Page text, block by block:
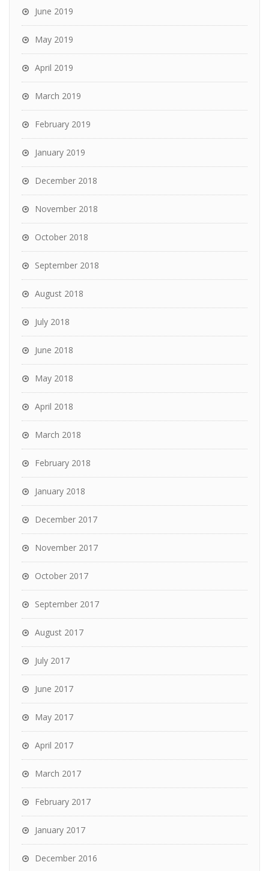
June 2019
May 2019
April 2019
March 2019
February 2019
January 2019
December 2018
November 2018
October 2018
September 2018
August 2018
July 2018
June 2018
May 2018
April 2018
March 2018
February 2018
January 2018
December 2017
November 2017
October 2017
September 2017
August 2017
July 2017
June 2017
May 2017
April 2017
March 2017
February 2017
January 2017
December 2016